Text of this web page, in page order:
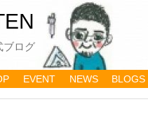
ブログ
EVENT NEWS BLOGS